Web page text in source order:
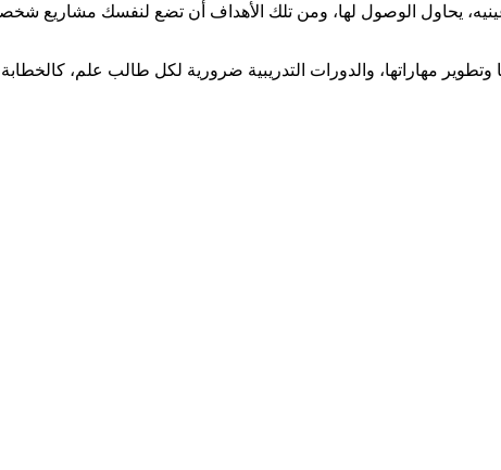
يحاول الوصول لها، ومن تلك الأهداف أن تضع لنفسك مشاريع
وتطوير مهاراتها، والدورات التدريبية ضرورية لكل طالب علم،